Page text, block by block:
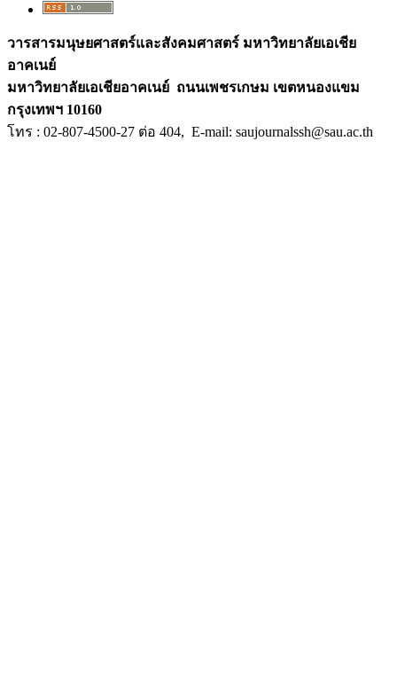
วารสารมนุษยศาสตร์และสังคมศาสตร์ มหาวิทยาลัยเอเชีย
อาคเนย์
มหาวิทยาลัยเอเชียอาคเนย์ ถนนเพชรเกษม เขตหนองแขม
กรุงเทพฯ 10160
โทร : 02-807-4500-27 ต่อ 404, E-mail: saujournalssh@sau.ac.th